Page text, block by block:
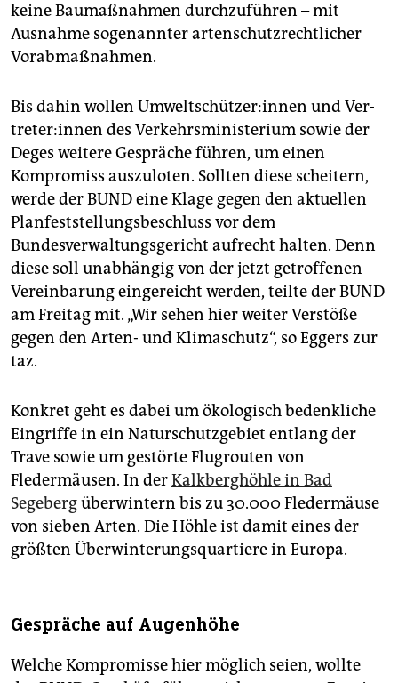
keine Baumaßnahmen durchzuführen – mit
Ausnahme sogenannter artenschutzrechtlicher
Vorabmaßnahmen.
Bis dahin wollen Um­welt­schüt­ze­r:in­nen und Ver­
tre­te­r:in­nen des Verkehrsministerium sowie der
Deges weitere Gespräche führen, um einen
Kompromiss auszuloten. Sollten diese scheitern,
werde der BUND eine Klage gegen den aktuellen
Planfeststellungsbeschluss vor dem
Bundesverwaltungsgericht aufrecht halten. Denn
diese soll unabhängig von der jetzt getroffenen
Vereinbarung eingereicht werden, teilte der BUND
am Freitag mit. „Wir sehen hier weiter Verstöße
gegen den Arten- und Klimaschutz“, so Eggers zur
taz.
Konkret geht es dabei um ökologisch bedenkliche
Eingriffe in ein Naturschutzgebiet entlang der
Trave sowie um gestörte Flugrouten von
Fledermäusen. In derKalkberghöhle in Bad
Segebergüberwintern bis zu 30.000 Fledermäuse
von sieben Arten. Die Höhle ist damit eines der
größten Überwinterungsquartiere in Europa.
Gespräche auf Augenhöhe
Welche Kompromisse hier möglich seien, wollte